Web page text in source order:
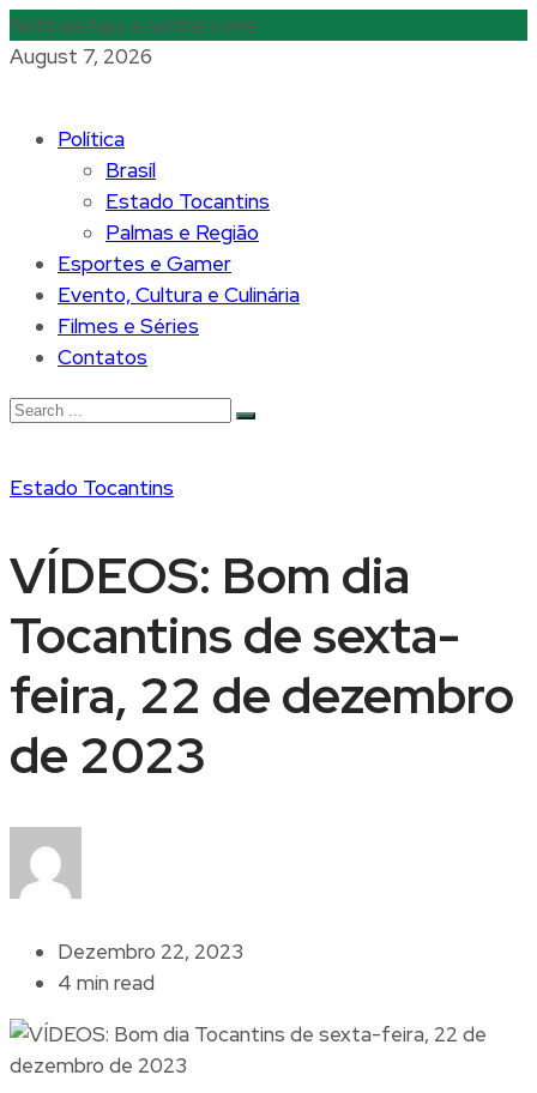
NotíciasAqui a notícia corre
August 7, 2026
Política
Brasíl
Estado Tocantins
Palmas e Região
Esportes e Gamer
Evento, Cultura e Culinária
Filmes e Séries
Contatos
Estado Tocantins
VÍDEOS: Bom dia
Tocantins de sexta-
feira, 22 de dezembro
de 2023
Dezembro 22, 2023
4 min read